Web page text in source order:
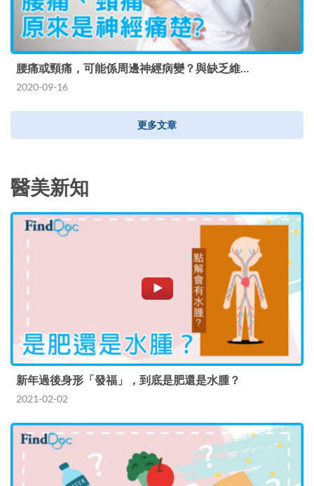
腰痛或頸痛，可能係周邊神經病變？與缺乏維…
2020-09-16
更多文章
醫美新知
新年過後身形「發福」，到底是肥還是水腫？
2021-02-02